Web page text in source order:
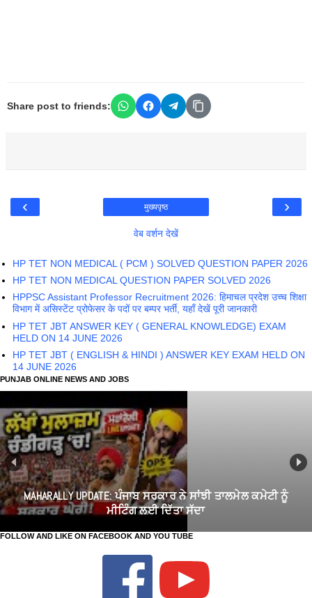
Share post to friends:
‹ ›
मुख्यपृष्ठ
वेब वर्शन देखें
HP TET NON MEDICAL ( PCM ) SOLVED QUESTION PAPER 2026
HP TET NON MEDICAL QUESTION PAPER SOLVED 2026
HPPSC Assistant Professor Recruitment 2026: हिमाचल प्रदेश उच्च शिक्षा
विभाग में असिस्टेंट प्रोफेसर के पदों पर बम्पर भर्ती, यहाँ देखें पूरी जानकारी
HP TET JBT ANSWER KEY ( GENERAL KNOWLEDGE) EXAM
HELD ON 14 JUNE 2026
HP TET JBT ( ENGLISH & HINDI ) ANSWER KEY EXAM HELD ON
14 JUNE 2026
PUNJAB ONLINE NEWS AND JOBS
MAHARALLY UPDATE: ਪੰਜਾਬ ਸਰਕਾਰ ਨੇ ਸਾਂਝੀ ਤਾਲਮੇਲ ਕਮੇਟੀ ਨੂੰ
ਮੀਟਿੰਗ ਲਈ ਦਿੱਤਾ ਸੱਦਾ
FOLLOW AND LIKE ON FACEBOOK AND YOU TUBE